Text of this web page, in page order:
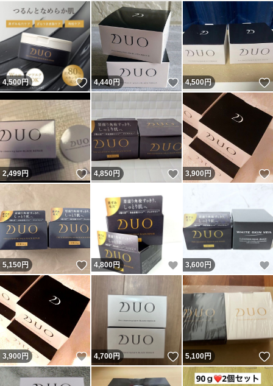
4,500円 いいね！
4,440円 いいね！
4,500円
2,499円 いいね！
4,850円 いいね！
3,900円
5,150円 いいね！
4,800円 いいね！
3,600 円
3,900 円 いいね！
4,700円 いいね！
5,100円